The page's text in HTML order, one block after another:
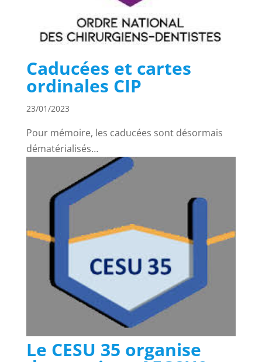
Caducées et cartes
ordinales CIP
23/01/2023
Pour mémoire, les caducées sont désormais
dématérialisés…
Le CESU 35 organise